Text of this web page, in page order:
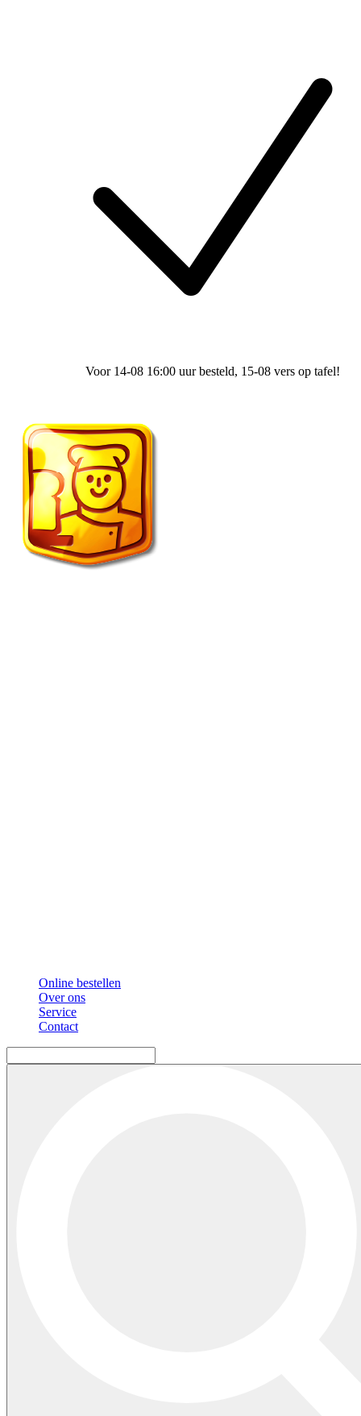
Voor 14-08 16:00 uur besteld, 15-08 vers op tafel!
Online bestellen
Over ons
Service
Contact